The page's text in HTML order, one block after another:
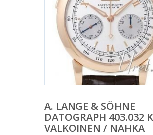
A. LANGE & SÖHNE
DATOGRAPH 403.032
VALKOINEN / NAHKA